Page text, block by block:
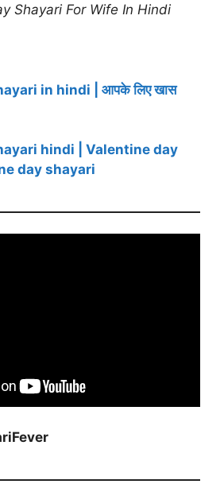
Shayari For Wife In Hindi
in hindi | आपके लिए खास
hindi | Valentine day
day shayari